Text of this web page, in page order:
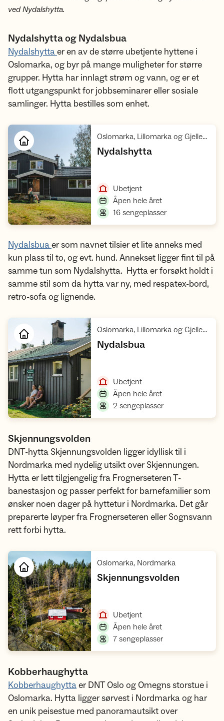
ved Nydalshytta.
Nydalshytta og Nydalsbua
Nydalshyttaer en av de større ubetjente hyttene i
Oslomarka, og byr på mange muligheter for større
grupper. Hytta har innlagt strøm og vann, og er et
flott utgangspunkt for jobbseminarer eller sosiale
samlinger. Hytta bestilles som enhet.
Oslomarka, Lillomarka og Gjelleråsen, Nordmarka
Nydalshytta,
Ubetjent,
Åpen hele året,
16 sengeplasser,
Nydalsbuaer som navnet tilsier et lite anneks med
kun plass til to, og evt. hund. Annekset ligger fint til på
samme tun som Nydalshytta. Hytta er forsøkt holdt i
samme stil som da hytta var ny, med respatex-bord,
retro-sofa og lignende.
Oslomarka, Lillomarka og Gjelleråsen, Nordmarka
Nydalsbua,
Ubetjent,
Åpen hele året,
2 sengeplasser,
Skjennungsvolden
DNT-hytta Skjennungsvolden ligger idyllisk til i
Nordmarka med nydelig utsikt over Skjennungen.
Hytta er lett tilgjengelig fra Frognerseteren T-
banestasjon og passer perfekt for barnefamilier som
ønsker noen dager på hyttetur i Nordmarka. Det går
preparerte løyper fra Frognerseteren eller Sognsvann
rett forbi hytta.
Oslomarka, Nordmarka
Skjennungsvolden,
Ubetjent,
Åpen hele året,
7 sengeplasser,
Kobberhaughytta
Kobberhaughyttaer DNT Oslo og Omegns storstue i
Oslomarka. Hytta ligger sørvest i Nordmarka og har
en unik peisestue med panoramautsikt over